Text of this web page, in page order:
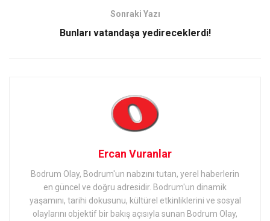
Sonraki Yazı
Bunları vatandaşa yedireceklerdi!
Ercan Vuranlar
Bodrum Olay, Bodrum'un nabzını tutan, yerel haberlerin
en güncel ve doğru adresidir. Bodrum'un dinamik
yaşamını, tarihi dokusunu, kültürel etkinliklerini ve sosyal
olaylarını objektif bir bakış açısıyla sunan Bodrum Olay,